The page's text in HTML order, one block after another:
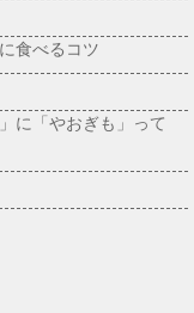
食べるコツ
に「やおぎも」って